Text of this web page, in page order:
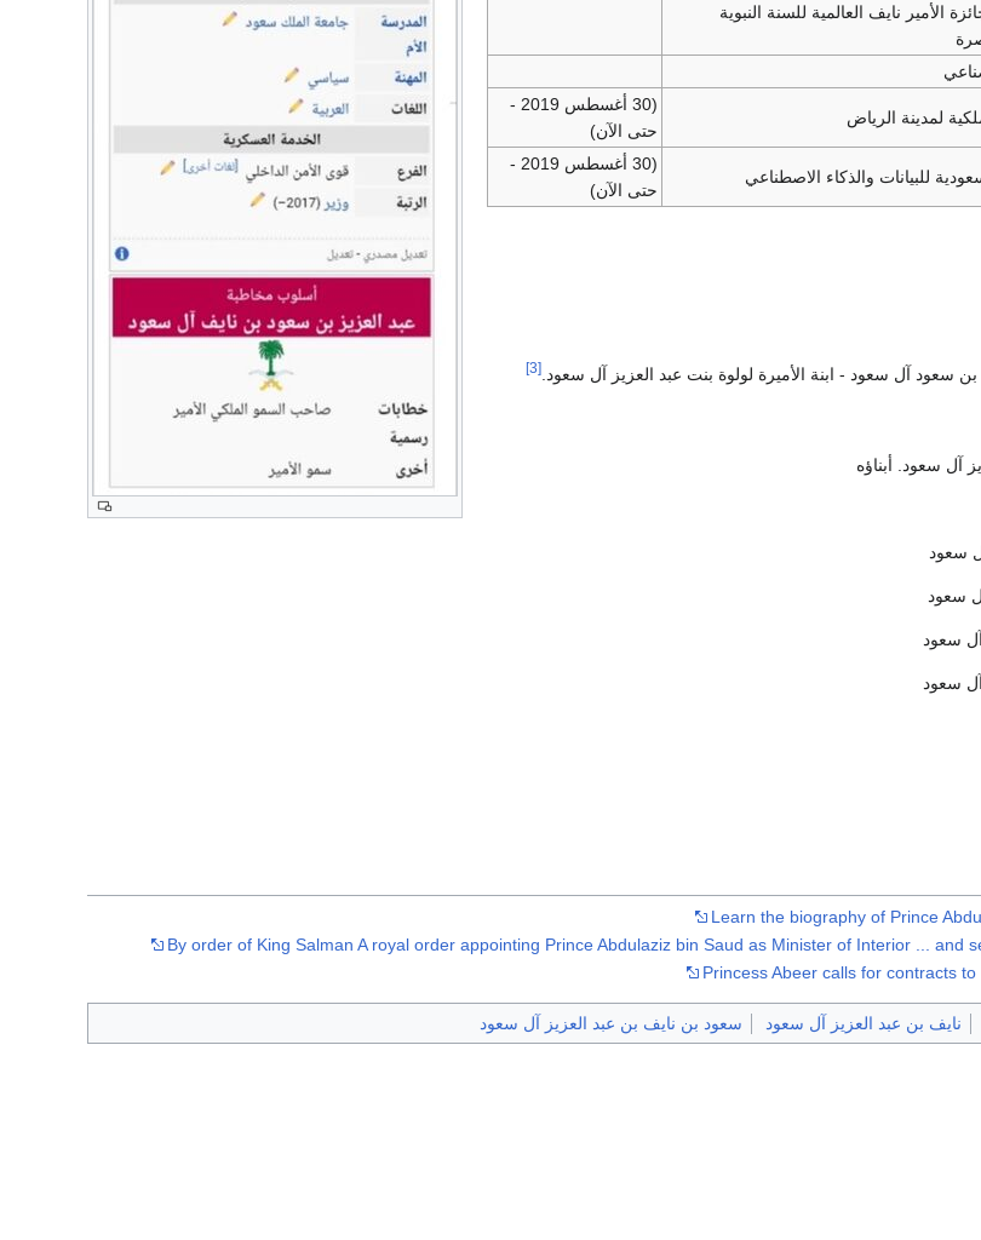
الأمير نايف العالمية للسنة النبوية
لمدينة الرياض
(30 أغسطس 2019 -
حتى الآن)
للبيانات والذكاء الاصطناعي
(30 أغسطس 2019 -
حتى الآن)
سعود آل سعود - ابنة الأميرة لولوة بنت عبد العزيز آل سعود. [3]
آل سعود. أبناؤه
سعود
سعود
سعود
سعود
Learn the biography of Prince
By order of King Salman A royal order appointing Prince Abdulaziz bin Saud as Minister of Interior ... and
Princess Abeer calls for contracts
نايف بن عبد العزيز آل سعود سعود بن نايف بن عبد العزيز آل سعود